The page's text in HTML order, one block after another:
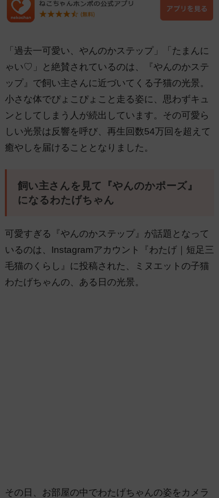
「過去一可愛い、やんのかステップ」「たまんに
ゃい♡」と絶賛されているのは、『やんのかステ
ップ』で飼い主さんに近づいてくる子猫の光景。
小さな体でぴょこぴょこと走る姿に、思わずキュ
ンとしてしまう人が続出しています。その可愛ら
しい光景は反響を呼び、再生回数54万回を超えて
癒やしを届けることとなりました。
飼い主さんを見て『やんのかポーズ』
になるわたげちゃん
可愛すぎる『やんのかステップ』が話題となって
いるのは、Instagramアカウント『わたげ｜短足三
毛猫のくらし』に投稿された、ミヌエットの子猫
わたげちゃんの、ある日の光景。
その日、お部屋の中でわたげちゃんの姿をカメラ